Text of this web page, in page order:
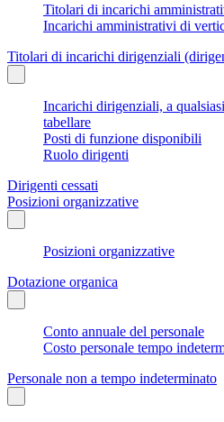
Titolari di incarichi
Incarichi amministrativi di
Titolari di incarichi dirigenziali
Incarichi dirigenziali, a
tabellare
Posti di funzione disponibili
Ruolo dirigenti
Dirigenti cessati
Posizioni organizzative
Posizioni organizzative
Dotazione organica
Conto annuale del personale
Costo personale tempo
Personale non a tempo indeterminato